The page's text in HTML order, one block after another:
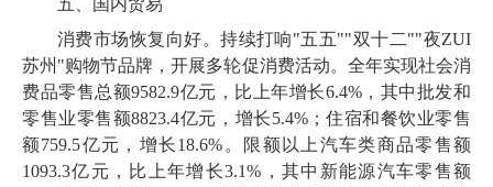
五、国内贸易
消费市场恢复向好。持续打响"五五""双十二""夜ZUI
苏州"购物节品牌，开展多轮促消费活动。全年实现社会消
费品零售总额9582.9亿元，比上年增长6.4%，其中批发和
零售业零售额8823.4亿元，增长5.4%；住宿和餐饮业零售
额759.5亿元，增长18.6%。限额以上汽车类商品零售额
1093.3亿元，比上年增长3.1%，其中新能源汽车零售额